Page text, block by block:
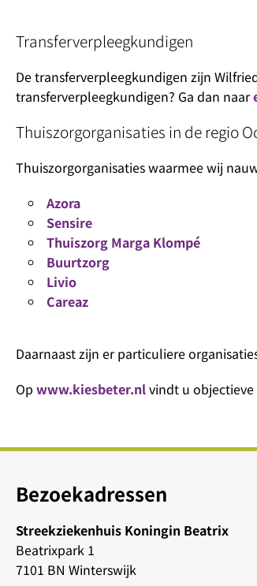
Transferverpleegkundigen
De transferverpleegkundigen zijn
transferverpleegkundigen? Ga dan naar
Thuiszorgorganisaties in de regio
Thuiszorgorganisaties waarmee wij
Azora
Sensire
Thuiszorg Marga Klompé
Buurtzorg
Livio
Careaz
Daarnaast zijn er particuliere
Op www.kiesbeter.nlvindt u
Bezoekadressen
Streekziekenhuis Koningin Beatrix
Beatrixpark 1
7101 BN Winterswijk